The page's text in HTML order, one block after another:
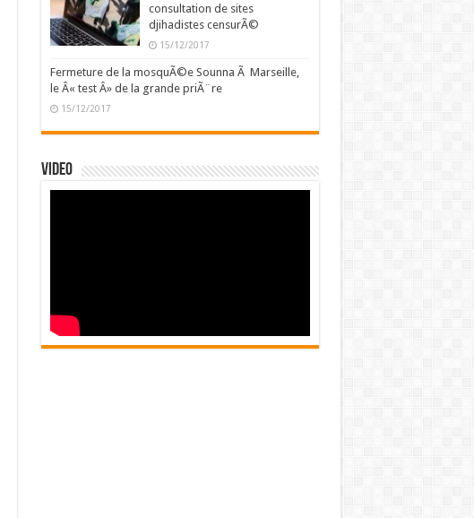
consultation de sites
djihadistes censurÃ©
15/12/2017
Fermeture de la mosquÃ©e Sounna Ã Marseille,
le Â« test Â» de la grande priÃ¨re
15/12/2017
Video